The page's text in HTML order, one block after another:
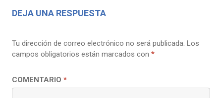
DEJA UNA RESPUESTA
Tu dirección de correo electrónico no será publicada. Los
campos obligatorios están marcados con *
COMENTARIO *